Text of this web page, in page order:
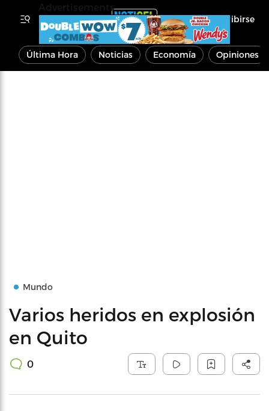
Inscribirse
Última Hora Noticias Economía Opiniones
Mundo
Varios heridos en explosión
en Quito
0
Advertisements